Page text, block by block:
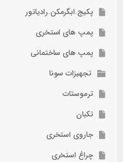
پکیج.ابگرمکن.رادیاتور
پمپ های استخری
پمپ های ساختمانی
تجهیزات سونا
ترموستات
تکبان
جاروی استخری
چراغ استخری